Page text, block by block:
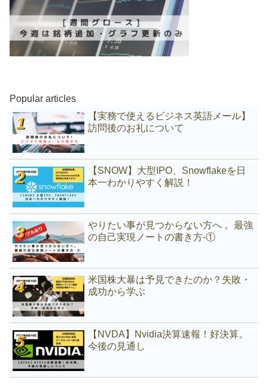
Popular articles
【実務で使えるビジネス英語メール】
訪問後のお礼について
【SNOW】大型IPO、Snowflakeを日
本一わかりやすく解説！
やりたい事が見つからない方へ 。最強
の自己実現ノートの書き方-①
米国株大暴は予見できたのか？失敗・
成功から学ぶ
【NVDA】Nvidia決算速報！好決算。
今後の見通し